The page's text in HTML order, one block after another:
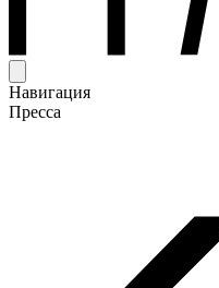
Навигация
Пресса